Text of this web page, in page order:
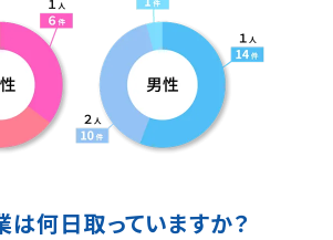
は何日取っていますか？